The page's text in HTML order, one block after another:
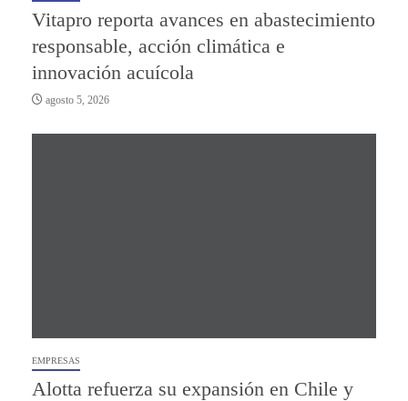
Vitapro reporta avances en abastecimiento
responsable, acción climática e
innovación acuícola
agosto 5, 2026
EMPRESAS
Alotta refuerza su expansión en Chile y